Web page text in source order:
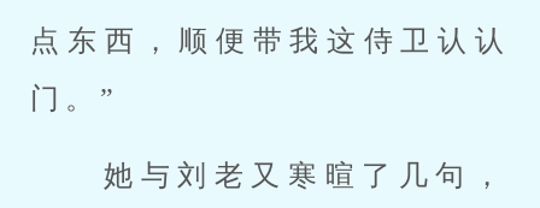
点东西，顺便带我这侍卫认认
门。”